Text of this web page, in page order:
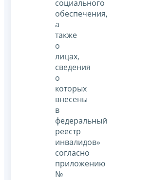
социального
обеспечения,
а
также
о
лицах,
сведения
о
которых
внесены
в
федеральный
реестр
инвалидов»
согласно
приложению
№